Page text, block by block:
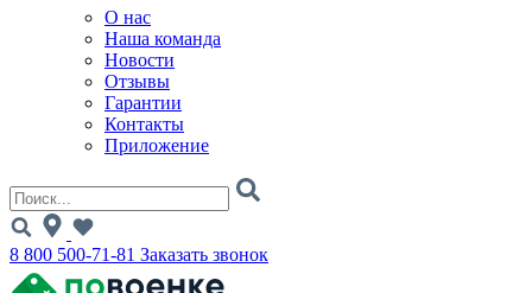
О нас
Наша команда
Новости
Отзывы
Гарантии
Контакты
Приложение
8 800 500-71-81 Заказать звонок